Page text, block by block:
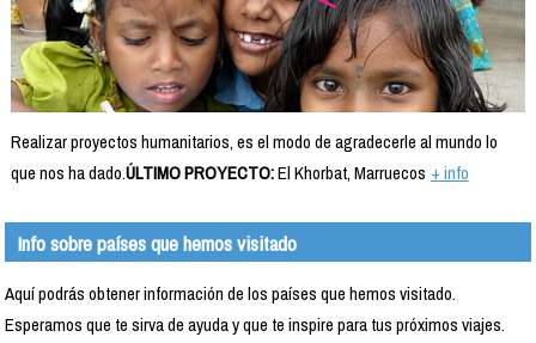
Realizar proyectos humanitarios, es el modo de agradecerle al mundo lo
que nos ha dado.ÚLTIMO PROYECTO:El Khorbat, Marruecos + info
Info sobre países que hemos visitado
Aquí podrás obtener información de los países que hemos visitado.
Esperamos que te sirva de ayuda y que te inspire para tus próximos viajes.